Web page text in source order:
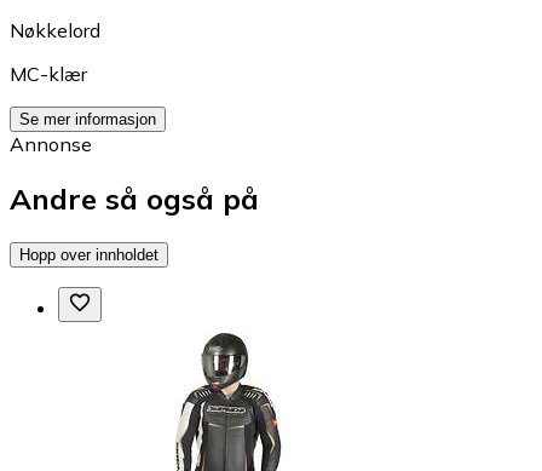
Nøkkelord
MC-klær
Se mer informasjon
Annonse
Andre så også på
Hopp over innholdet